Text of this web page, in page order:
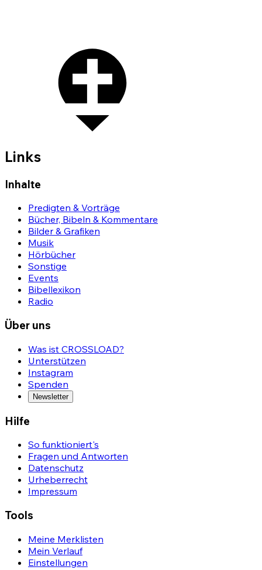
Links
Inhalte
Predigten & Vorträge
Bücher, Bibeln & Kommentare
Bilder & Grafiken
Musik
Hörbücher
Sonstige
Events
Bibellexikon
Radio
Über uns
Was ist CROSSLOAD?
Unterstützen
Instagram
Spenden
Newsletter
Hilfe
So funktioniert's
Fragen und Antworten
Datenschutz
Urheberrecht
Impressum
Tools
Meine Merklisten
Mein Verlauf
Einstellungen